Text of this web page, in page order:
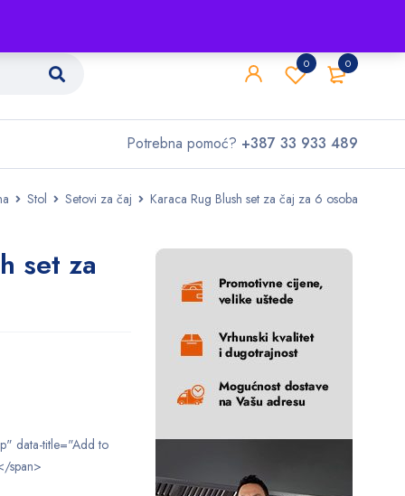
0
0
Potrebna pomoć? +387 33 933 489
Stol Setovi za čaj Karaca Rug Blush set za čaj za 6 osoba
set za
data-title="Add to
span>